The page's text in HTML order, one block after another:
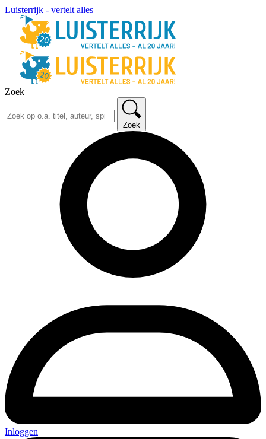
Luisterrijk - vertelt alles
Zoek
Zoek
Inloggen